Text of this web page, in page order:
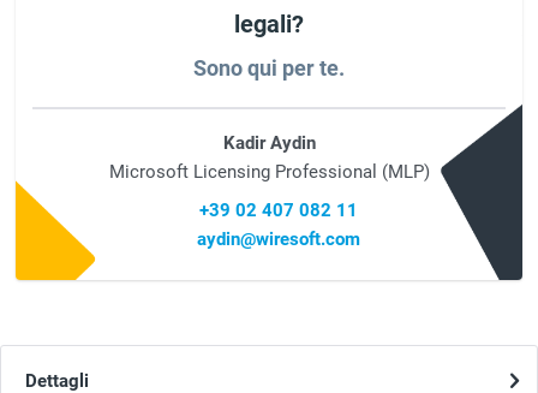
legali?
Sono qui per te.
Kadir Aydin
Microsoft Licensing Professional (MLP)
+39 02 407 082 11
aydin@wiresoft.com
Dettagli